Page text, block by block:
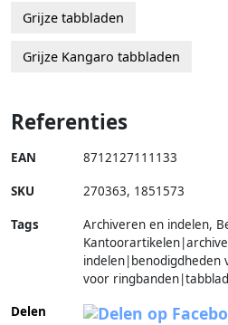
Grijze tabbladen
Grijze Kangaro tabbladen
Referenties
EAN 8712127111133
SKU 270363, 1851573
Tags
Archiveren en indelen,
indelen|benodigdheden
voor
Delen